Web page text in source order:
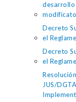
desarrollo
Decreto
el
Decreto
el
JUS/